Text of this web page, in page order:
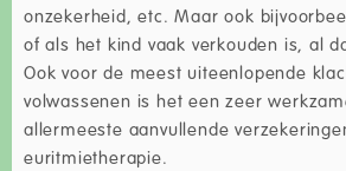
onzekerheid, etc. Maar ook
of als het kind vaak verkouden is, al
Ook voor de meest uiteenlopende
volwassenen is het een zeer
allermeeste aanvullende
euritmietherapie.